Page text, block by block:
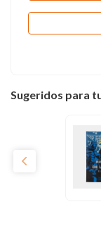
Sugeridos para